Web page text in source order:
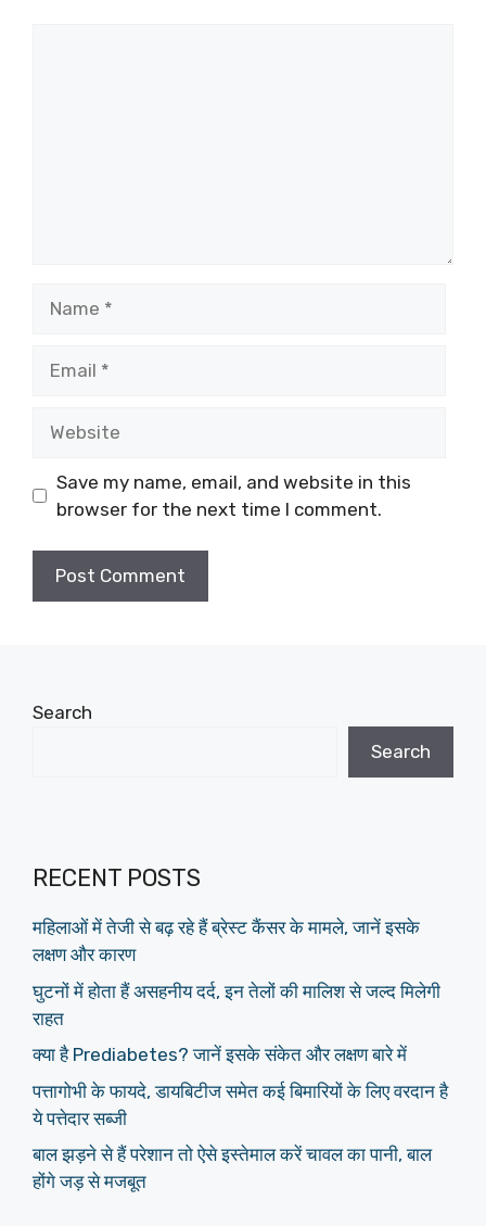
Save my name, email, and website in this
browser for the next time I comment.
Search
Search
RECENT POSTS
महिलाओं में तेजी से बढ़ रहे हैं ब्रेस्ट कैंसर के मामले, जानें इसके
लक्षण और कारण
घुटनों में होता हैं असहनीय दर्द, इन तेलों की मालिश से जल्द मिलेगी
राहत
क्या है Prediabetes? जानें इसके संकेत और लक्षण बारे में
पत्तागोभी के फायदे, डायबिटीज समेत कई बिमारियों के लिए वरदान है
ये पत्तेदार सब्जी
बाल झड़ने से हैं परेशान तो ऐसे इस्तेमाल करें चावल का पानी, बाल
होंगे जड़ से मजबूत